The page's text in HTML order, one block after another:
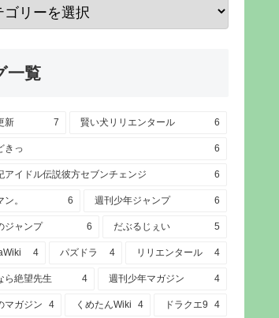
一覧
新 7 賢い犬リリエンタール 6
きっ 6
アイドル伝説彼方セブンチェンジ 6
。 6 週刊少年ジャンプ 6
ジャンプ 6 だぶるじぇい 5
4 パズドラ 4 リリエンタール 4
ら絶望先生 4 週刊少年マガジン 4
マガジン 4 くめたんWiki 4 ドラクエ9 4